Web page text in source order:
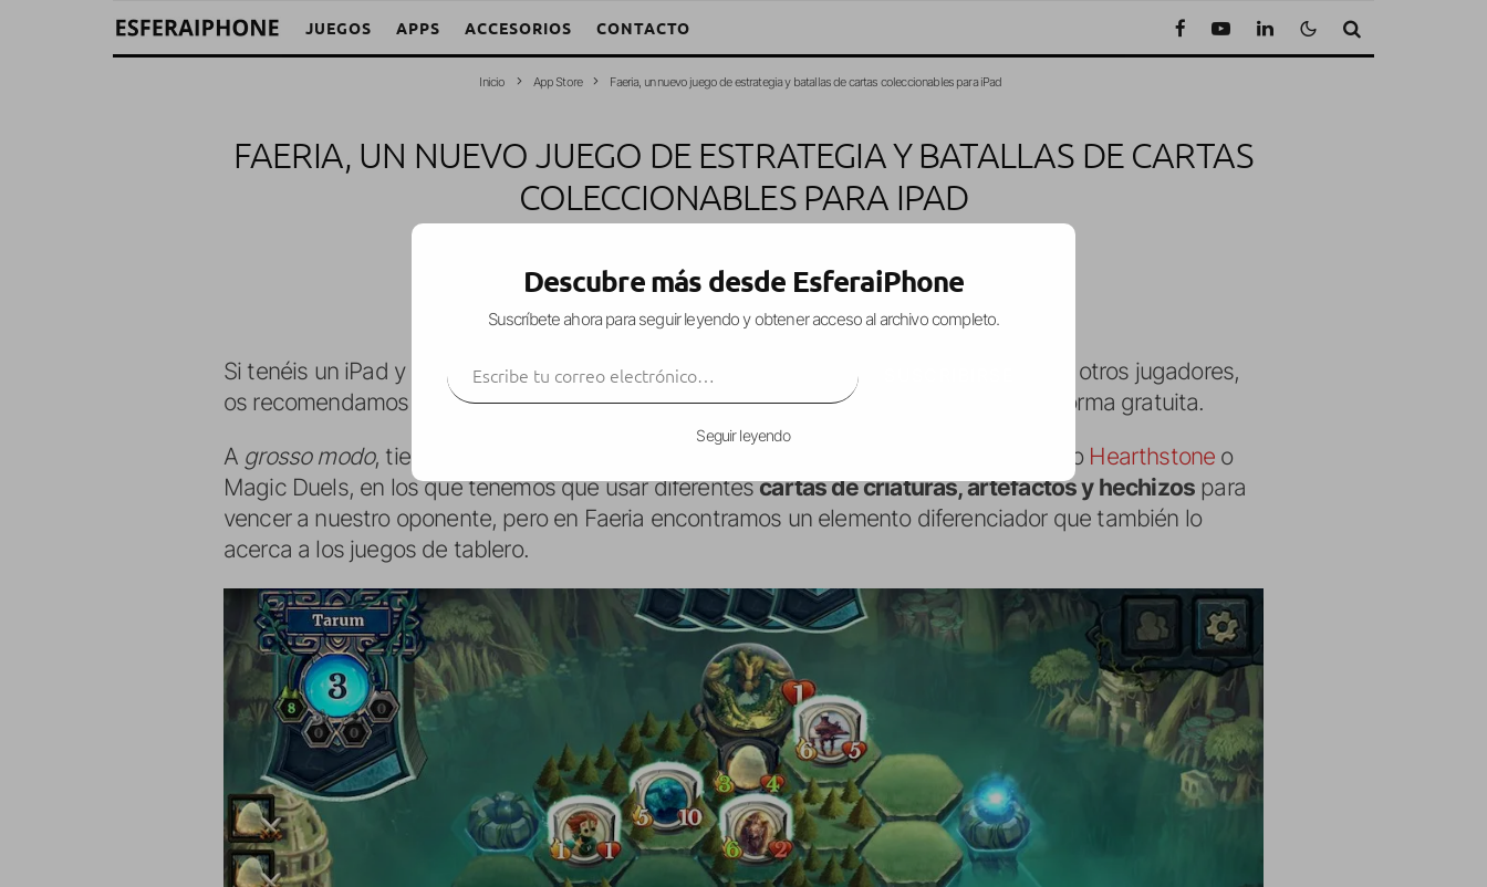
JUEGOS APPS ACCESORIOS CONTACTO
Inicio App Store Faeria, un nuevo juego de estrategia y batallas de cartas coleccionables para iPad
FAERIA, UN NUEVO JUEGO DE ESTRATEGIA Y BATALLAS DE CARTAS
COLECCIONABLES PARA IPAD
Si tenéis un iPad y os gustan los juegos debatallas de cartas coleccionables
contra otros jugadores,
os recomendamos descargar el recién llegado a la App Store:Faeria
, disponible de forma gratuita.
A grosso modo, tiene una jugabilidad parecida a otros grandes juegos de cartas como Hearthstone o
Magic Duels, en los que tenemos que usar diferentescartas de criaturas, artefactos y hechizos para
vencer a nuestro oponente, pero en Faeria encontramos un elemento diferenciador que también lo
acerca a los juegos de tablero.
Descubre más desde EsferaiPhone
Suscríbete ahora para seguir leyendo y obtener acceso al archivo completo.
Seguir leyendo